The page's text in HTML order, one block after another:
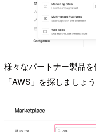
様々なパートナー製品
「AWS」を探しましょ